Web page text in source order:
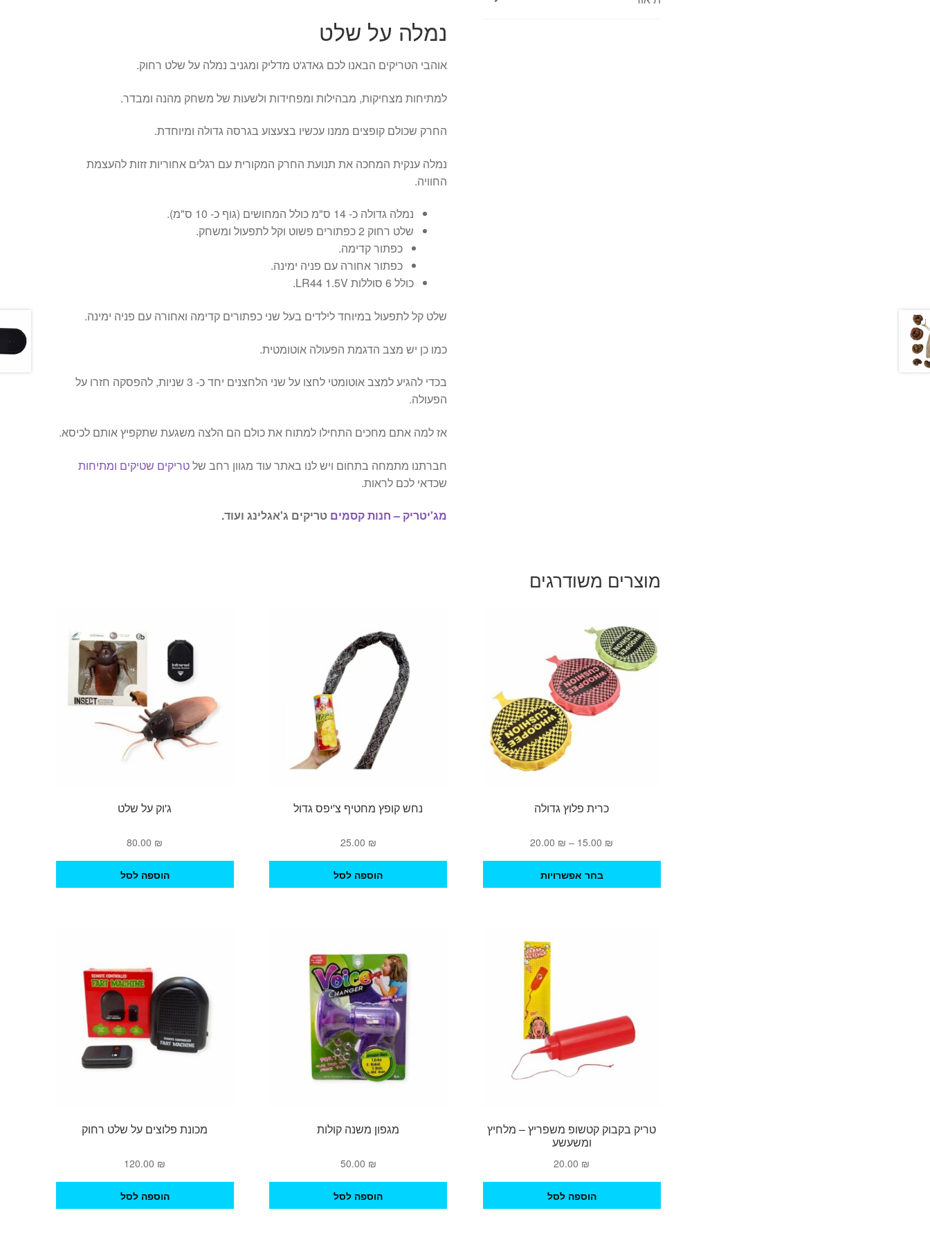
נמלה על שלט
אוהבי הטריקים הבאנו לכם גאדג'ט מדליק ומגניב נמלה על שלט רחוק.
למתיחות מצחיקות, מבהילות ומפחידות ולשעות של משחק מהנה ומבדר.
החרק שכולם קופצים ממנו עכשיו בצעצוע בגרסה גדולה ומיוחדת.
נמלה ענקית המחכה את תנועת החרק המקורית עם רגלים אחוריות זזות להעצמת
החוויה.
נמלה גדולה כ- 14 ס"מ כולל המחושים (גוף כ- 10 ס"מ).
שלט רחוק 2 כפתורים פשוט וקל לתפעול ומשחק.
כפתור קדימה.
כפתור אחורה עם פניה ימינה.
כולל 6 סוללות LR44 1.5V.
שלט קל לתפעול במיוחד לילדים בעל שני כפתורים קדימה ואחורה עם פניה ימינה.
כמו כן יש מצב הדגמת הפעולה אוטומטית.
בכדי להגיע למצב אוטומטי לחצו על שני הלחצנים יחד כ- 3 שניות, להפסקה חזרו על
הפעולה.
אז למה אתם מחכים התחילו למתוח את כולם הם הלצה משגעת שתקפיץ אותם לכיסא.
חברתנו מתמחה בתחום ויש לנו באתר עוד מגוון רחב שלטריקים שטיקים ומתיחות
שכדאי לכם לראות.
מג'יטריק – חנות קסמים טריקים ג'אגלינג ועוד.
מוצרים משודרגים
כרית פלוץ גדולה
15.00 ₪
–
20.00 ₪
טווח
עד
בחר אפשרויות
נחש קופץ מחטיף צ'יפס גדול
25.00 ₪
הוספה לסל
ג'וק על שלט
80.00 ₪
הוספה לסל
טריק בקבוק קטשופ משפריץ – מלחיץ
ומשעשע
20.00 ₪
הוספה לסל
מגפון משנה קולות
50.00 ₪
הוספה לסל
מכונת פלוצים על שלט רחוק
120.00 ₪
הוספה לסל